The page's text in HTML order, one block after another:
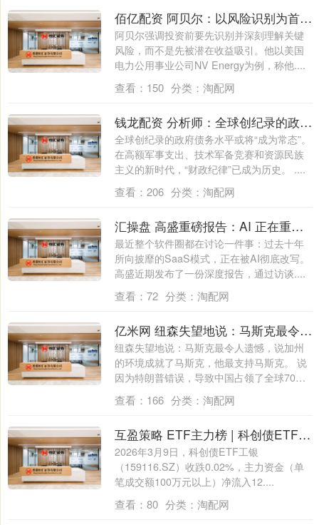
佰亿配资 阿贝尔：以风险识别为首要的尽职调查方法
阿贝尔强调投资前要先识别并深刻理解关键
风险，而不是先被潜在收益吸引。他以美国
电力公用事业公司NV Energy为例，称他....
查看： 150 分类： 淘配网
钱龙配资 分析师：全球创纪录的政府债务水平或将“成为常态”
全球创纪录的政府债务水平或将“成为常态”。
在高额军事支出、技术军备竞赛和资源民族
主义的新时代，“财政纪律”已成为历史。 ....
查看： 206 分类： 淘配网
汇操盘 高盛重磅报告：AI 正在重写软件行业，旧护城河崩塌，新赢家已浮出水面
最近整个软件圈都在讨论一件事：过去十年
所向披靡的SaaS模式，正在被AI彻底改写。
高盛近期发布了一份深度报告，通过访谈....
查看： 72 分类： 淘配网
亿米网 纽森失望地说：马斯克最令人遗憾，说加州的环境成就了马斯克，他最支持马
纽森失望地说：马斯克最令人遗憾，说加州
的环境成就了马斯克，他最支持马斯克。 说
因为特朗普错误，导致中国占领了全球70%
电....
查看： 166 分类： 淘配网
互盈策略 ETF主力榜 | 科创债ETF工银(159116)主力资金净流入12.33亿元，居可比基金前3-20260309
2026年3月9日，科创债ETF工银
（159116.SZ）收跌0.02%，主力资金（单
笔成交额100万元以上）净流入12....
查看： 80 分类： 淘配网